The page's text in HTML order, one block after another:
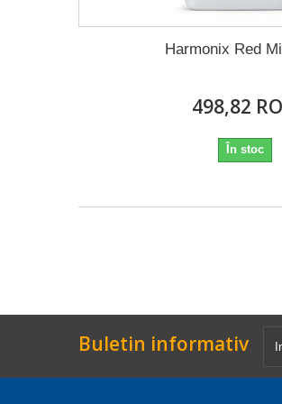
Harmonix Red
498,82
În stoc
Buletin informativ